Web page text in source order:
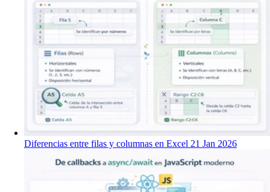
Diferencias entre filas y columnas en Excel 21 Jan 2026